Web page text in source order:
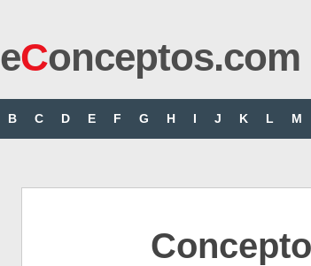
eConceptos.com
B C D E F G H I J K L M